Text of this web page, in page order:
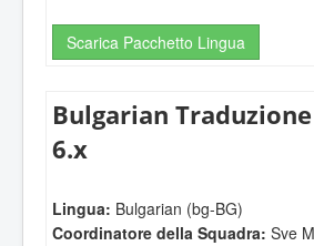
Scarica Pacchetto Lingua
Bulgarian
6.x
Lingua: Bulgarian (bg-BG)
Coordinatore della Squadra: Sve